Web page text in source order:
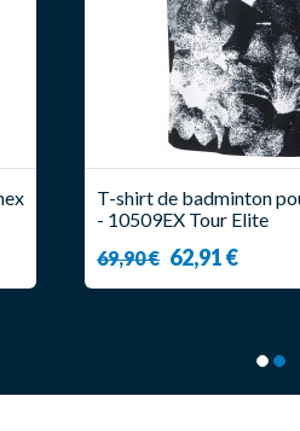
T-shirt de badminton
- 10509EX Tour Elite
69,90 € 62,91 €